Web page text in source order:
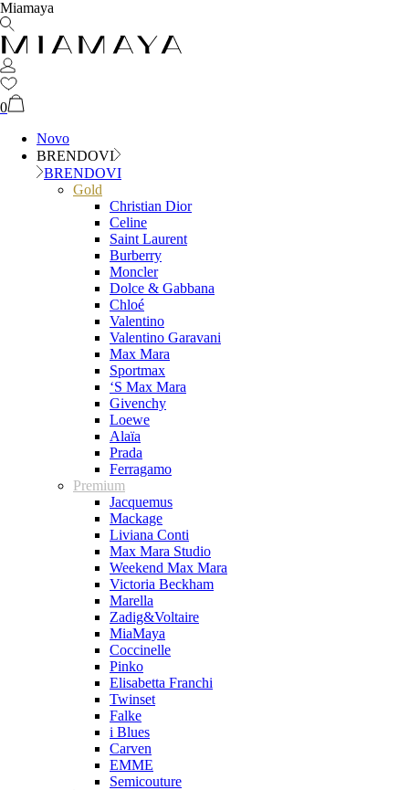
Miamaya
0
Novo
BRENDOVI
BRENDOVI
Gold
Christian Dior
Celine
Saint Laurent
Burberry
Moncler
Dolce & Gabbana
Chloé
Valentino
Valentino Garavani
Max Mara
Sportmax
‘S Max Mara
Givenchy
Loewe
Alaïa
Prada
Ferragamo
Premium
Jacquemus
Mackage
Liviana Conti
Max Mara Studio
Weekend Max Mara
Victoria Beckham
Marella
Zadig&Voltaire
MiaMaya
Coccinelle
Pinko
Elisabetta Franchi
Twinset
Falke
i Blues
Carven
EMME
Semicouture